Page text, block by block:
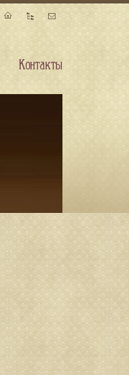
Контакты